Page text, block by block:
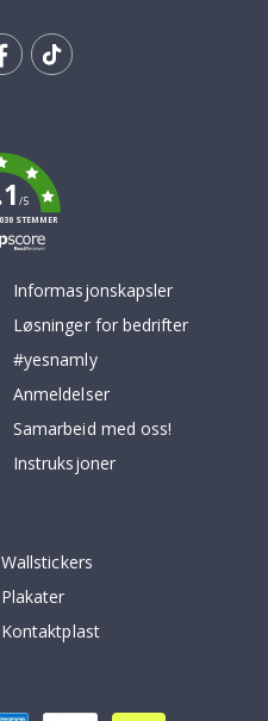
/5
STEMMER
Informasjonskapsler
Løsninger for bedrifter
#yesnamly
Anmeldelser
Samarbeid med oss!
Instruksjoner
Wallstickers
Plakater
Kontaktplast